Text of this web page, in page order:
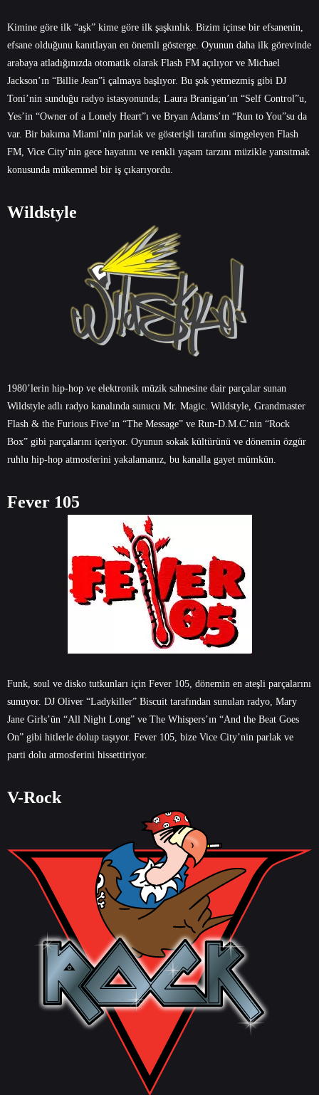
Kimine göre ilk “aşk” kime göre ilk şaşkınlık. Bizim içinse bir efsanenin,
efsane olduğunu kanıtlayan en önemli gösterge. Oyunun daha ilk görevinde
arabaya atladığınızda otomatik olarak Flash FM açılıyor ve Michael
Jackson’ın “Billie Jean”i çalmaya başlıyor. Bu şok yetmezmiş gibi DJ
Toni’nin sunduğu radyo istasyonunda; Laura Branigan’ın “Self Control”u,
Yes’in “Owner of a Lonely Heart”ı ve Bryan Adams’ın “Run to You”su da
var. Bir bakıma Miami’nin parlak ve gösterişli tarafını simgeleyen Flash
FM, Vice City’nin gece hayatını ve renkli yaşam tarzını müzikle yansıtmak
konusunda mükemmel bir iş çıkarıyordu.
Wildstyle
1980’lerin hip-hop ve elektronik müzik sahnesine dair parçalar sunan
Wildstyle adlı radyo kanalında sunucu Mr. Magic. Wildstyle, Grandmaster
Flash & the Furious Five’ın “The Message” ve Run-D.M.C’nin “Rock
Box” gibi parçalarını içeriyor. Oyunun sokak kültürünü ve dönemin özgür
ruhlu hip-hop atmosferini yakalamanız, bu kanalla gayet mümkün.
Fever 105
Funk, soul ve disko tutkunları için Fever 105, dönemin en ateşli parçalarını
sunuyor. DJ Oliver “Ladykiller” Biscuit tarafından sunulan radyo, Mary
Jane Girls’ün “All Night Long” ve The Whispers’ın “And the Beat Goes
On” gibi hitlerle dolup taşıyor. Fever 105, bize Vice City’nin parlak ve
parti dolu atmosferini hissettiriyor.
V-Rock